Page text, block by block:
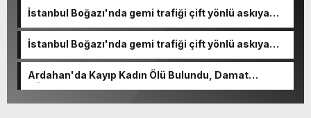
İstanbul Boğazı'nda gemi trafiği çift yönlü askıya
İstanbul Boğazı'nda gemi trafiği çift yönlü askıya
Ardahan'da Kayıp Kadın Ölü Bulundu, Damat
Gözaltında